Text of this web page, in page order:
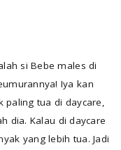
si Bebe males di
Iya kan
paling tua di daycare,
dia. Kalau di daycare
yang lebih tua. Jadi